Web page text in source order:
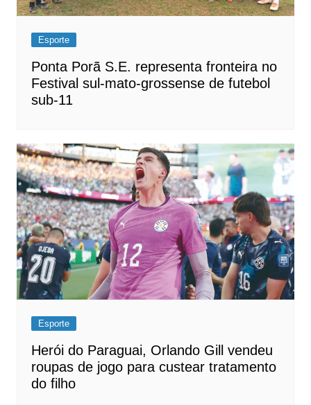
Esporte
Ponta Porã S.E. representa fronteira no
Festival sul-mato-grossense de futebol
sub-11
Esporte
Herói do Paraguai, Orlando Gill vendeu
roupas de jogo para custear tratamento
do filho